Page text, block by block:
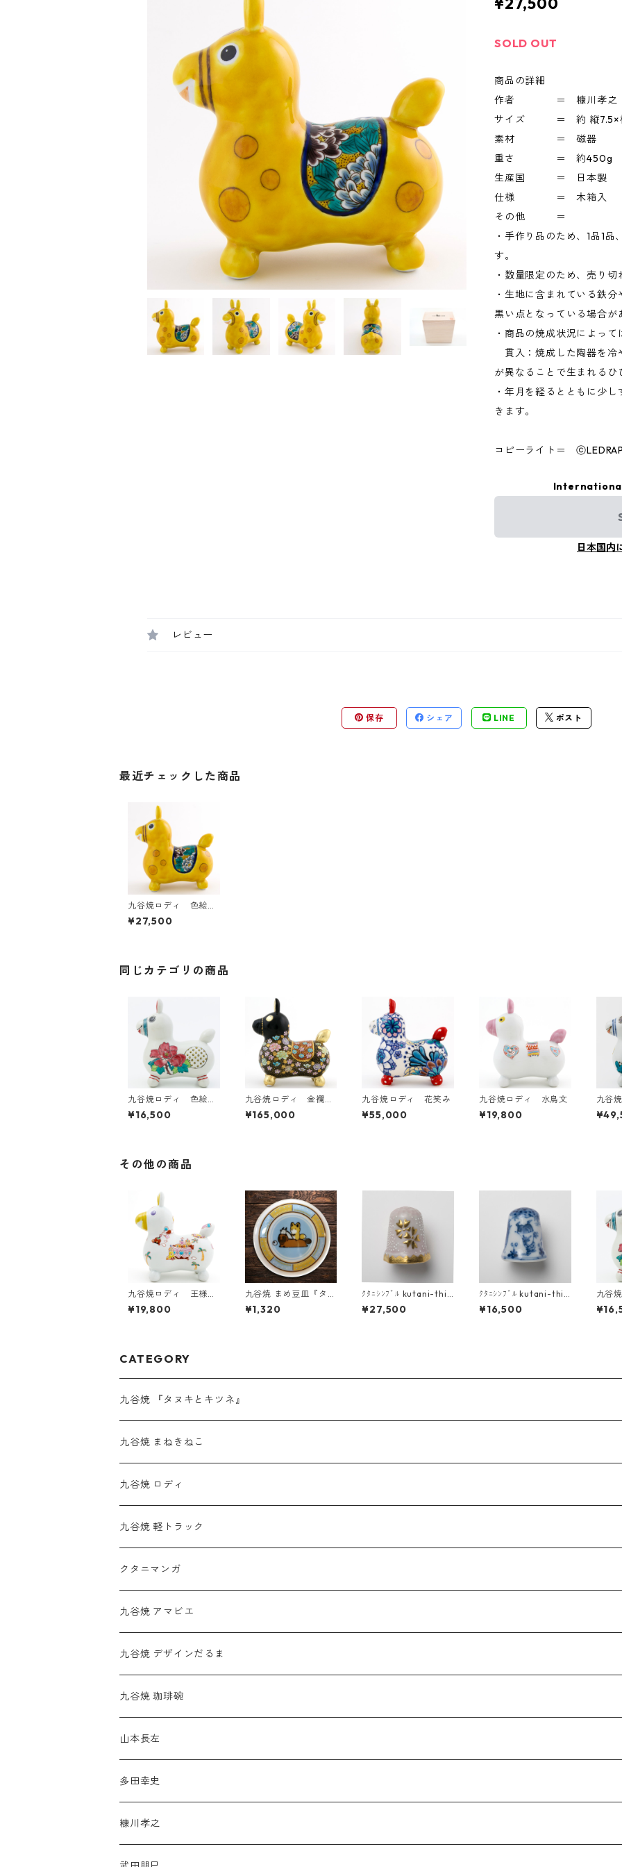
SOLD OUT
商品の詳細
作者 ＝ 糠川孝之
サイズ ＝ 約 縦7.5×横
素材 ＝ 磁器
重さ ＝ 約450g
生産国 ＝ 日本製
仕様 ＝ 木箱入
その他 ＝
・手作り品のため、1品1
す。
・数量限定のため、売り
・生地に含まれている鉄
黒い点となっている場合が
・商品の焼成状況によっ
貫入：焼成した陶器を冷
が異なることで生まれる
・年月を経るとともに少
きます。
コピーライト＝
日本国内
レビュー
保存 シェア LINE ポスト
最近チェックした商品
九谷焼ロディ 色絵牡
丹文
¥27,500
同じカテゴリの商品
九谷焼ロディ 色絵草
花
¥16,500
九谷焼ロディ 金襴手
花詰文
¥165,000
九谷焼ロディ 花笑み
¥55,000
九谷焼ロディ 水鳥文
¥19,800
九谷
蝶々
その他の商品
九谷焼ロディ 王様の
遊行
¥19,800
九谷焼 まめ豆皿『タヌ
キとキツネ』 ちょこん
¥1,320
ｸﾀﾆｼﾝﾌﾞﾙ kutani-thi
mble 07 九谷焼指貫
¥27,500
ｸﾀﾆｼﾝﾌﾞﾙ kutani-thi
mble 24 九谷焼指貫
¥16,500
九谷
花
CATEGORY
九谷焼 『タヌキとキツネ』
九谷焼 まねきねこ
九谷焼 ロディ
九谷焼 軽トラック
クタニマンガ
九谷焼 アマビエ
九谷焼 デザインだるま
九谷焼 珈琲碗
山本長左
多田幸史
糠川孝之